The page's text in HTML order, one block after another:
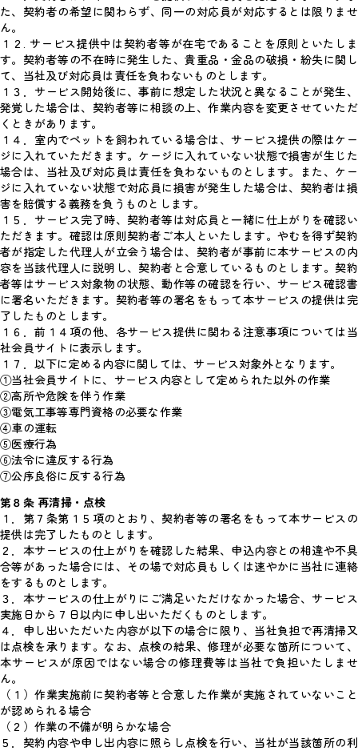
た、契約者の希望に関わらず、同一の対応員が対応するとは限りませ
ん。
１２. サービス提供中は契約者等が在宅であることを原則といたしま
す。契約者等の不在時に発生した、貴重品・金品の破損・紛失に関し
て、当社及び対応員は責任を負わないものとします。
１３．サービス開始後に、事前に想定した状況と異なることが発生、
発覚した場合は、契約者等に相談の上、作業内容を変更させていただ
くときがあります。
１４．室内でペットを飼われている場合は、サービス提供の際はケー
ジに入れていただきます。ケージに入れていない状態で損害が生じた
場合は、当社及び対応員は責任を負わないものとします。また、ケー
ジに入れていない状態で対応員に損害が発生した場合は、契約者は損
害を賠償する義務を負うものとします。
１５．サービス完了時、契約者等は対応員と一緒に仕上がりを確認い
ただきます。確認は原則契約者ご本人といたします。やむを得ず契約
者が指定した代理人が立会う場合は、契約者が事前に本サービスの内
容を当該代理人に説明し、契約者と合意しているものとします。契約
者等はサービス対象物の状態、動作等の確認を行い、サービス確認書
に署名いただきます。契約者等の署名をもって本サービスの提供は完
了したものとします。
１６．前１４項の他、各サービス提供に関わる注意事項については当
社会員サイトに表示します。
１７．以下に定める内容に関しては、サービス対象外となります。
①当社会員サイトに、サービス内容として定められた以外の作業
②高所や危険を伴う作業
③電気工事等専門資格の必要な作業
④車の運転
⑤医療行為
⑥法令に違反する行為
⑦公序良俗に反する行為
第８条 再清掃・点検
１．第７条第１５項のとおり、契約者等の署名をもって本サービスの
提供は完了したものとします。
２．本サービスの仕上がりを確認した結果、申込内容との相違や不具
合等があった場合には、その場で対応員もしくは速やかに当社に連絡
をするものとします。
３．本サービスの仕上がりにご満足いただけなかった場合、サービス
実施日から７日以内に申し出いただくものとします。
４．申し出いただいた内容が以下の場合に限り、当社負担で再清掃又
は点検を承ります。なお、点検の結果、修理が必要な箇所について、
本サービスが原因ではない場合の修理費等は当社で負担いたしませ
ん。
（１）作業実施前に契約者等と合意した作業が実施されていないこと
が認められる場合
（２）作業の不備が明らかな場合
５．契約内容や申し出内容に照らし点検を行い、当社が当該箇所の利